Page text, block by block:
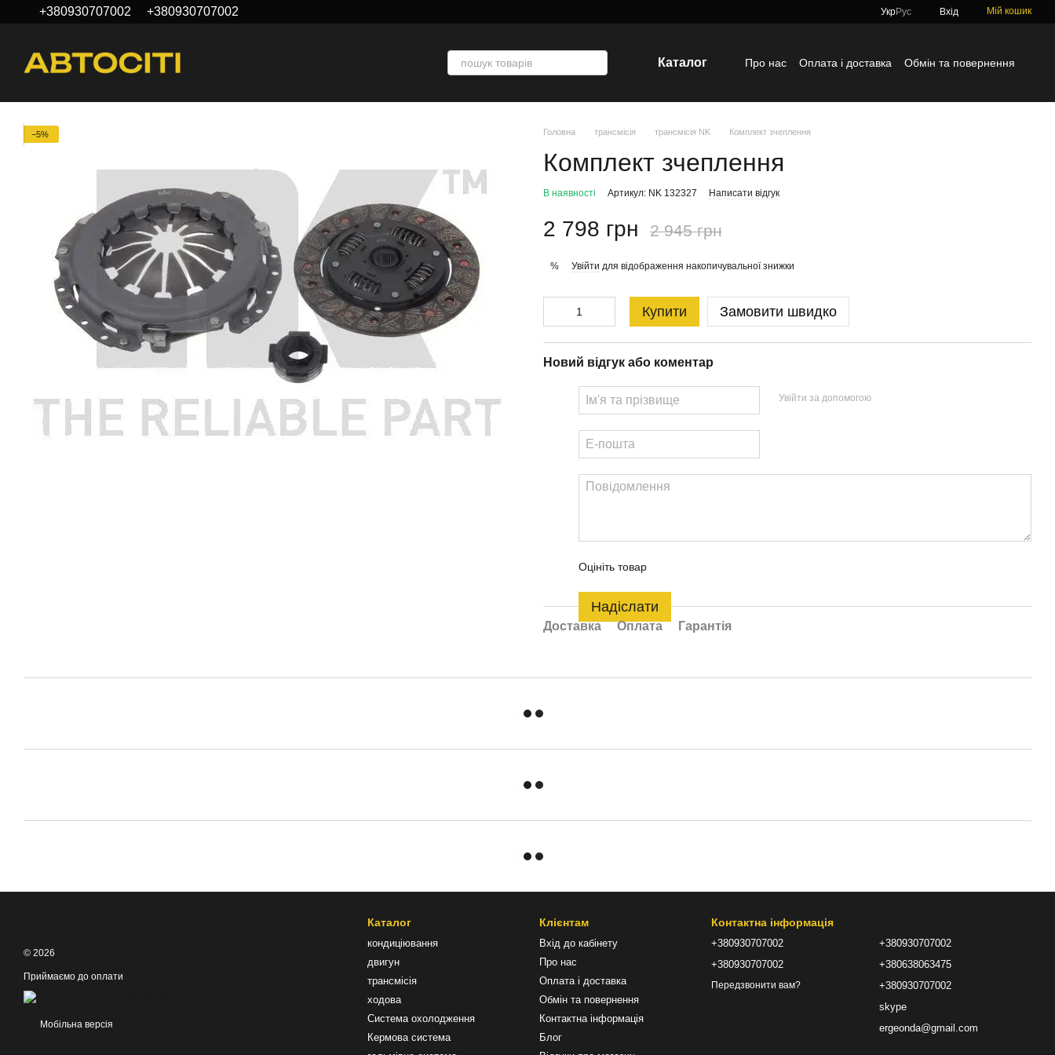
Перейти до основного контенту
+380930707002 +380930707002 УкрРус Вхід Мій кошик
Каталог Про нас Оплата і доставка
Обмін та повернення
−5% Головна трансмісія трансмісія NK Комплект зчеплення
Комплект зчеплення
В наявності Артикул: NK 132327 Написати відгук
2 798 грн 2 945 грн
% Увійти для відображення накопичувальної знижки
Купити Замовити швидко
Новий відгук або коментар
Увійти за допомогою
Оцініть товар
Надіслати
Доставка Оплата Гарантія
© 2026
Приймаємо до оплати
Мобільна версія
Каталог
кондиціювання
двигун
трансмісія
ходова
Система охолодження
Кермова система
Клієнтам
Вхід до кабінету
Про нас
Оплата і доставка
Обмін та повернення
Контактна інформація
Блог
Контактна інформація
+380930707002
+380930707002
Передзвонити вам?
+380930707002
+380638063475
+380930707002
skype
ergeonda@gmail.com